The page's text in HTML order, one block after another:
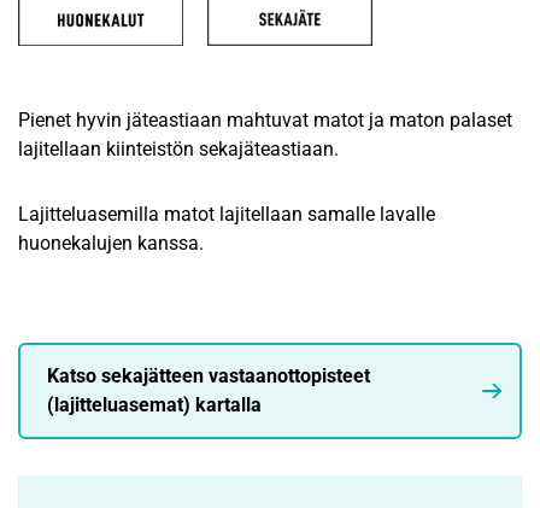
Pienet hyvin jäteastiaan mahtuvat matot ja maton palaset
lajitellaan kiinteistön sekajäteastiaan.
Lajitteluasemilla matot lajitellaan samalle lavalle
huonekalujen kanssa.
Katso sekajätteen vastaanottopisteet
(lajitteluasemat) kartalla